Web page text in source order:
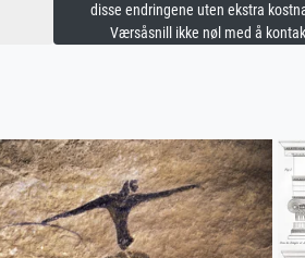
disse endringene uten ekstra
Værsåsnill ikke nøl med å